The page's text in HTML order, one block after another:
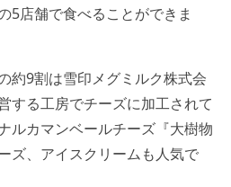
5店舗で食べることができま
約9割は雪印メグミルク株式会
する工房でチーズに加工されて
ルカマンベールチーズ『大樹物
ズ、アイスクリームも人気で